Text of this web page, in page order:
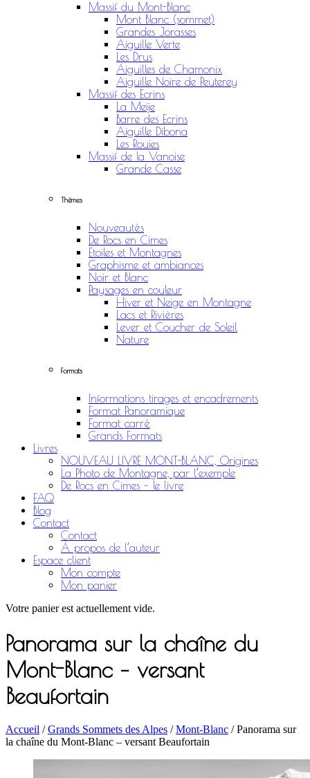
Massif du Mont-Blanc
Mont Blanc (sommet)
Grandes Jorasses
Aiguille Verte
Les Drus
Aiguilles de Chamonix
Aiguille Noire de Peuterey
Massif des Ecrins
La Meije
Barre des Ecrins
Aiguille Dibona
Les Rouies
Massif de la Vanoise
Grande Casse
Thèmes
Nouveautés
De Rocs en Cimes
Etoiles et Montagnes
Graphisme et ambiances
Noir et Blanc
Paysages en couleur
Hiver et Neige en Montagne
Lacs et Rivières
Lever et Coucher de Soleil
Nature
Formats
Informations tirages et encadrements
Format Panoramique
Format carré
Grands Formats
Livres
NOUVEAU LIVRE MONT-BLANC, Origines
La Photo de Montagne, par l’exemple
De Rocs en Cimes – le livre
FAQ
Blog
Contact
Contact
À propos de l’auteur
Espace client
Mon compte
Mon panier
Votre panier est actuellement vide.
Panorama sur la chaîne du
Mont-Blanc – versant
Beaufortain
Accueil /Grands Sommets des Alpes /Mont-Blanc / Panorama sur
la chaîne du Mont-Blanc – versant Beaufortain